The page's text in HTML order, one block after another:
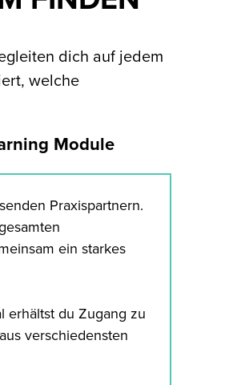
dich auf jedem
welche
Module
Praxispartnern.
ein starkes
erhältst du Zugang zu
verschiedensten